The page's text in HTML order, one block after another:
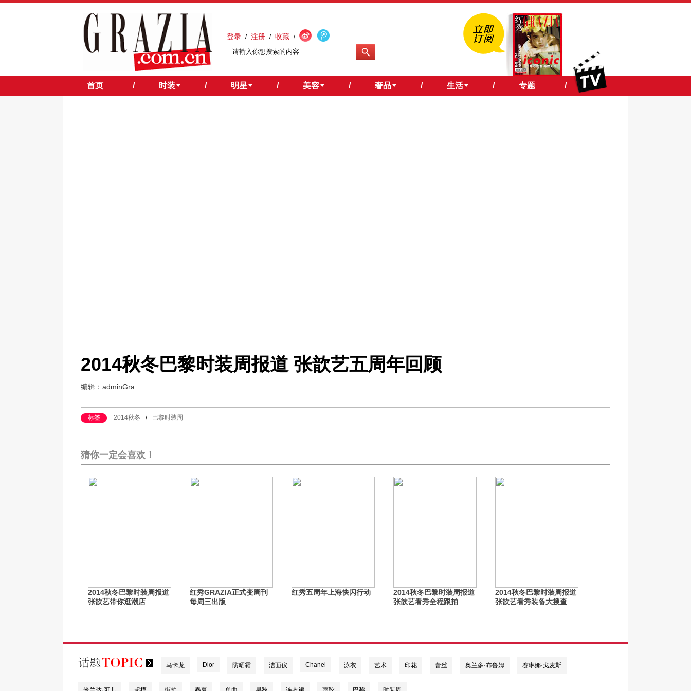
登录 / 注册 / 收藏 /
首页 / 时装 / 明星 / 美容 / 奢品 / 生活 / 专题 /
2014秋冬巴黎时装周报道 张歆艺五周年回顾
编辑：adminGra
标签 2014秋冬 / 巴黎时装周
猜你一定会喜欢！
2014秋冬巴黎时装周报道
张歆艺带你逛潮店
红秀GRAZIA正式变周刊
每周三出版
红秀五周年上海快闪行动
2014秋冬巴黎时装周报道
张歆艺看秀全程跟拍
2014秋冬巴黎时装周报道
张歆艺看秀装备大搜查
马卡龙 Dior 防晒霜 洁面仪 Chanel 泳衣 艺术 印花 蕾丝 奥兰多·布鲁姆 赛琳娜·戈麦斯